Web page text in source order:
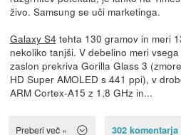
živo. Samsung se uči marketinga.
Galaxy S4 tehta 130 gramov in meri
nekoliko tanjši. V debelino meri
zaslon prekriva Gorilla Glass 3
HD Super AMOLED s 441 ppi), v
ARM Cortex-A15 z 1,8 GHz in...
Preberi več » 302 komentarja